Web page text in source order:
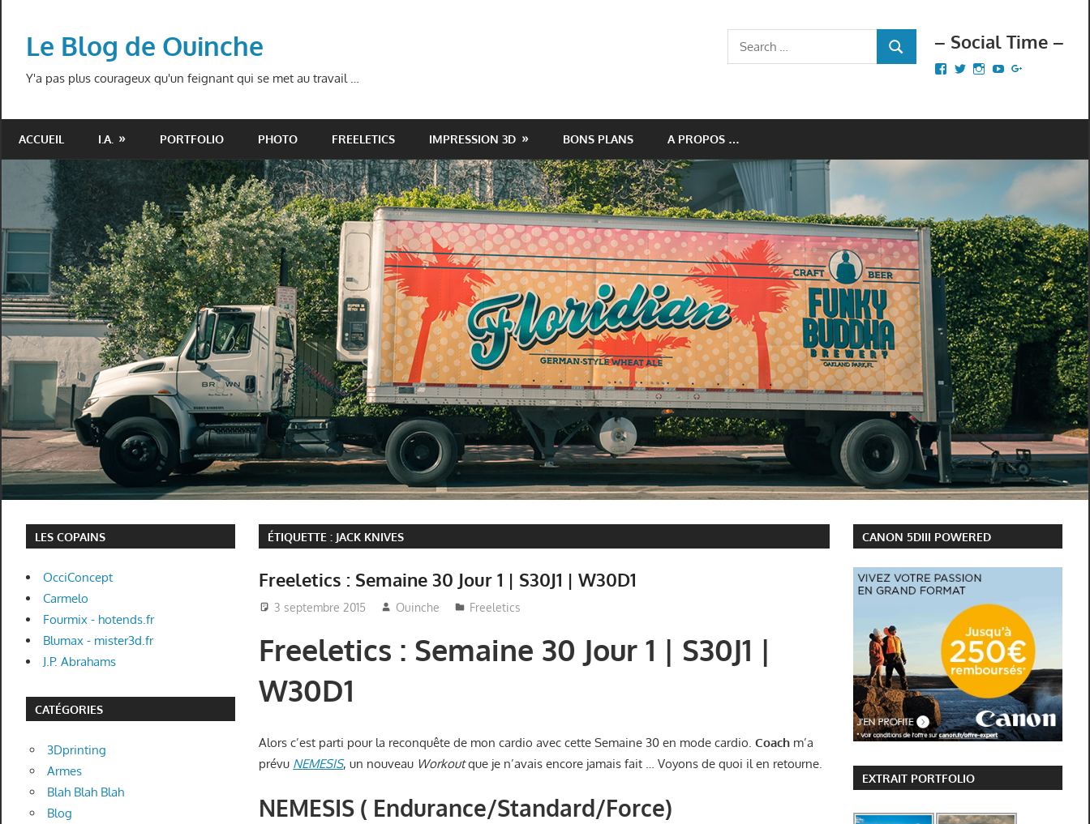
contentLe Blog de Ouinche
Y'a pas plus courageux qu'un feignant qui se met au travail …
– Social Time –
Facebook
TwitterInstagram
YouTube
Search
for:
SEARCH
ACCUEIL I.A. PORTFOLIO PHOTO FREELETICS IMPRESSION 3D BONS PLANS A PROPOS …
ÉTIQUETTE : JACK KNIVES
Freeletics : Semaine 30 Jour 1 | S30J1 | W30D1
3 septembre 2015 Ouinche Freeletics
Freeletics : Semaine 30 Jour 1 | S30J1 |
W30D1
Alors c’est parti pour la reconquête de mon cardio avec cette Semaine 30 en mode cardio.Coach m’a
prévu NEMESIS, un nouveau Workoutque je n’avais encore jamais fait … Voyons de quoi il en retourne.
NEMESIS ( Endurance/Standard/Force)
LES COPAINS
OcciConcept
Carmelo
Fourmix - hotends.fr
Blumax - mister3d.fr
J.P. Abrahams
CATÉGORIES
3Dprinting
Armes
Blah Blah Blah
Blog
CANON 5DIII POWERED
EXTRAIT PORTFOLIO